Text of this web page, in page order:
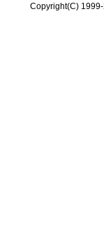
Copyright(C)